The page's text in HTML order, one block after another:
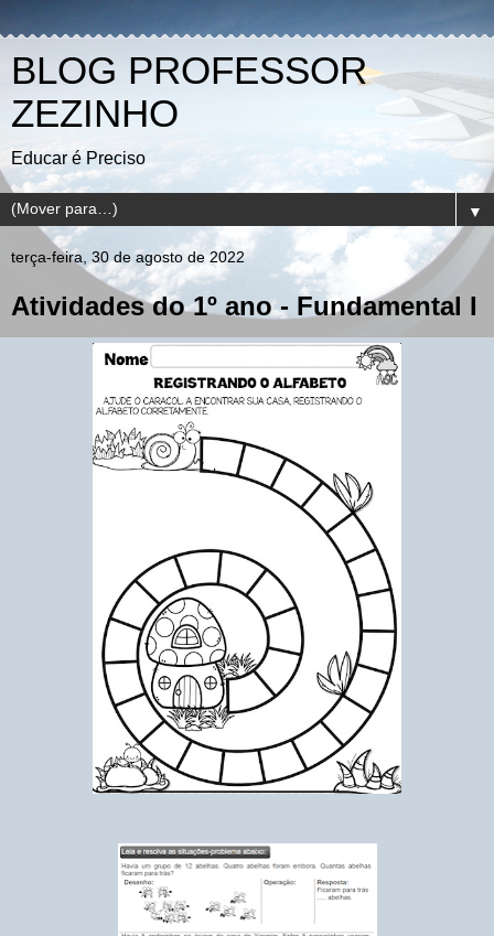
BLOG PROFESSOR
ZEZINHO
Educar é Preciso
▼
terça-feira, 30 de agosto de 2022
Atividades do 1º ano - Fundamental I